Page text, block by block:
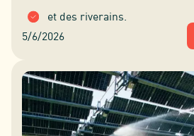
et des riverains.
5/6/2026